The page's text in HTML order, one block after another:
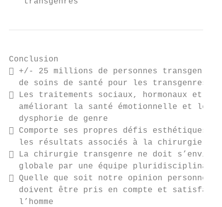
Conclusion
 +/- 25 millions de personnes
  de soins de santé pour les transgenres
 Les traitements sociaux, hormonaux et
améliorant la santé émotionnelle et le
  dysphorie de genre
 Comporte ses propres défis
  les résultats associés à la chirurgie)
 La chirurgie transgenre ne doit
globale par une équipe
 Quelle que soit notre opinion
doivent être pris en compte et
  l’homme